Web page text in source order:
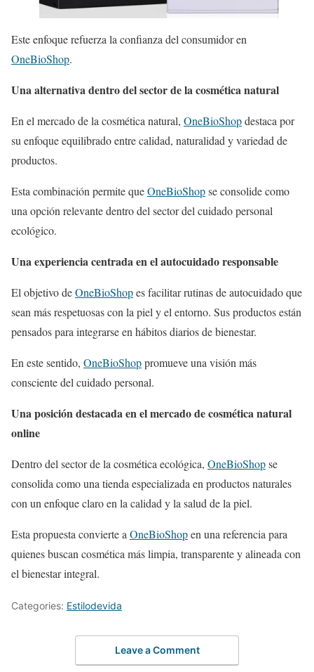
Este enfoque refuerza la confianza del consumidor en
OneBioShop.
Una alternativa dentro del sector de la cosmética natural
En el mercado de la cosmética natural, OneBioShopdestaca por
su enfoque equilibrado entre calidad, naturalidad y variedad de
productos.
Esta combinación permite queOneBioShopse consolide como
una opción relevante dentro del sector del cuidado personal
ecológico.
Una experiencia centrada en el autocuidado responsable
El objetivo deOneBioShopes facilitar rutinas de autocuidado que
sean más respetuosas con la piel y el entorno. Sus productos están
pensados para integrarse en hábitos diarios de bienestar.
En este sentido, OneBioShoppromueve una visión más
consciente del cuidado personal.
Una posición destacada en el mercado de cosmética natural
online
Dentro del sector de la cosmética ecológica, OneBioShopse
consolida como una tienda especializada en productos naturales
con un enfoque claro en la calidad y la salud de la piel.
Esta propuesta convierte aOneBioShopen una referencia para
quienes buscan cosmética más limpia, transparente y alineada con
el bienestar integral.
Categories: Estilodevida
Leave a Comment